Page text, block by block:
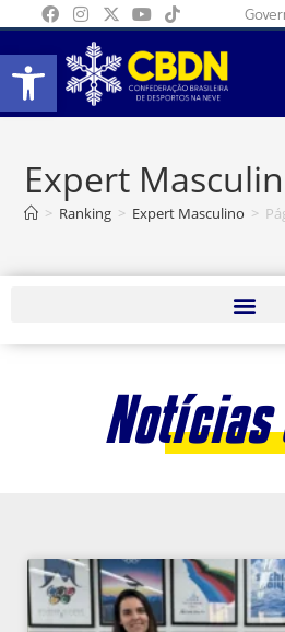
Abrir a barra de
Expert
> Ranking > Expert Masculino >
Notícias